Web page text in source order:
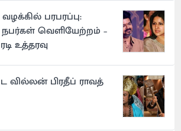
பரபரப்பு:
வெளியேற்றம் –
உத்தரவு
வில்லன் பிரதீப் ராவத்